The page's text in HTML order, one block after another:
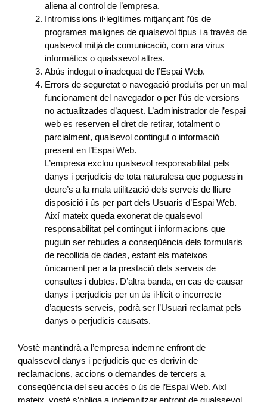
aliena al control de l’empresa.
Intromissions il·legítimes mitjançant l’ús de
programes malignes de qualsevol tipus i a través de
qualsevol mitjà de comunicació, com ara virus
informàtics o qualssevol altres.
Abús indegut o inadequat de l’Espai Web.
Errors de seguretat o navegació produïts per un mal
funcionament del navegador o per l’ús de versions
no actualitzades d’aquest. L’administrador de l’espai
web es reserven el dret de retirar, totalment o
parcialment, qualsevol contingut o informació
present en l’Espai Web.
L’empresa exclou qualsevol responsabilitat pels
danys i perjudicis de tota naturalesa que poguessin
deure’s a la mala utilització dels serveis de lliure
disposició i ús per part dels Usuaris d’Espai Web.
Així mateix queda exonerat de qualsevol
responsabilitat pel contingut i informacions que
puguin ser rebudes a conseqüència dels formularis
de recollida de dades, estant els mateixos
únicament per a la prestació dels serveis de
consultes i dubtes. D’altra banda, en cas de causar
danys i perjudicis per un ús il·lícit o incorrecte
d’aquests serveis, podrà ser l’Usuari reclamat pels
danys o perjudicis causats.
Vostè mantindrà a l’empresa indemne enfront de
qualssevol danys i perjudicis que es derivin de
reclamacions, accions o demandes de tercers a
conseqüència del seu accés o ús de l’Espai Web. Així
mateix, vostè s’obliga a indemnitzar enfront de qualssevol